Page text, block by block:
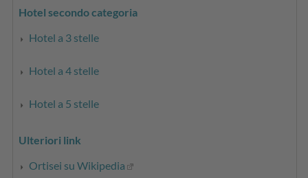
Hotel secondo categoria
Hotel a 3 stelle
Hotel a 4 stelle
Hotel a 5 stelle
Ulteriori link
Ortisei su Wikipedia